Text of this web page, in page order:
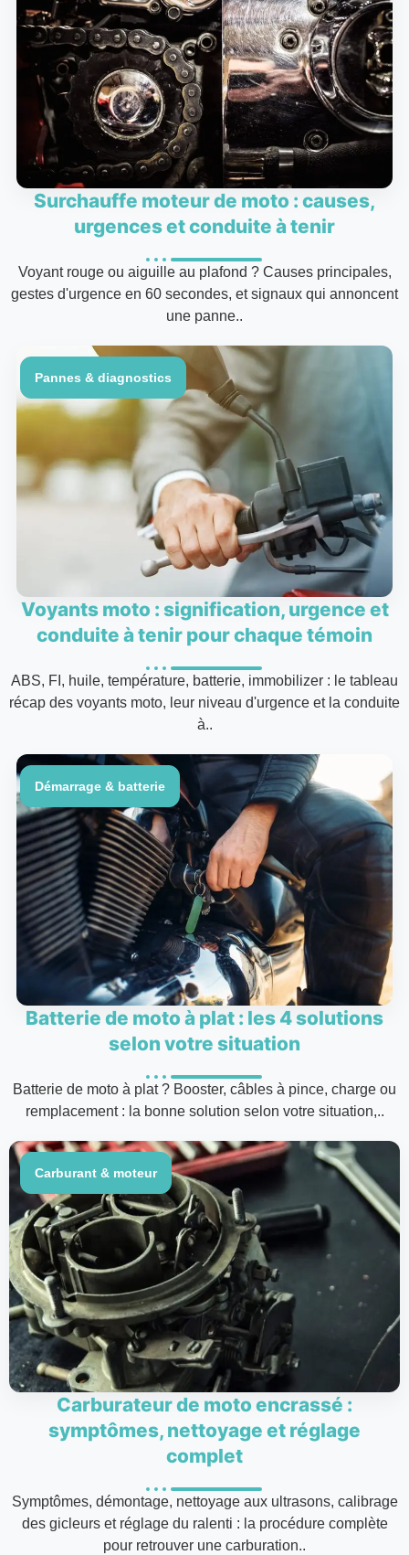
Surchauffe moteur de moto : causes,
urgences et conduite à tenir
Voyant rouge ou aiguille au plafond ? Causes principales,
gestes d'urgence en 60 secondes, et signaux qui annoncent
une panne..
Pannes & diagnostics
Voyants moto : signification, urgence et
conduite à tenir pour chaque témoin
ABS, FI, huile, température, batterie, immobilizer : le tableau
récap des voyants moto, leur niveau d'urgence et la conduite
à..
Démarrage & batterie
Batterie de moto à plat : les 4 solutions
selon votre situation
Batterie de moto à plat ? Booster, câbles à pince, charge ou
remplacement : la bonne solution selon votre situation,..
Carburant & moteur
Carburateur de moto encrassé :
symptômes, nettoyage et réglage
complet
Symptômes, démontage, nettoyage aux ultrasons, calibrage
des gicleurs et réglage du ralenti : la procédure complète
pour retrouver une carburation..